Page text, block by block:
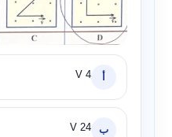
4 V
ب 24 V